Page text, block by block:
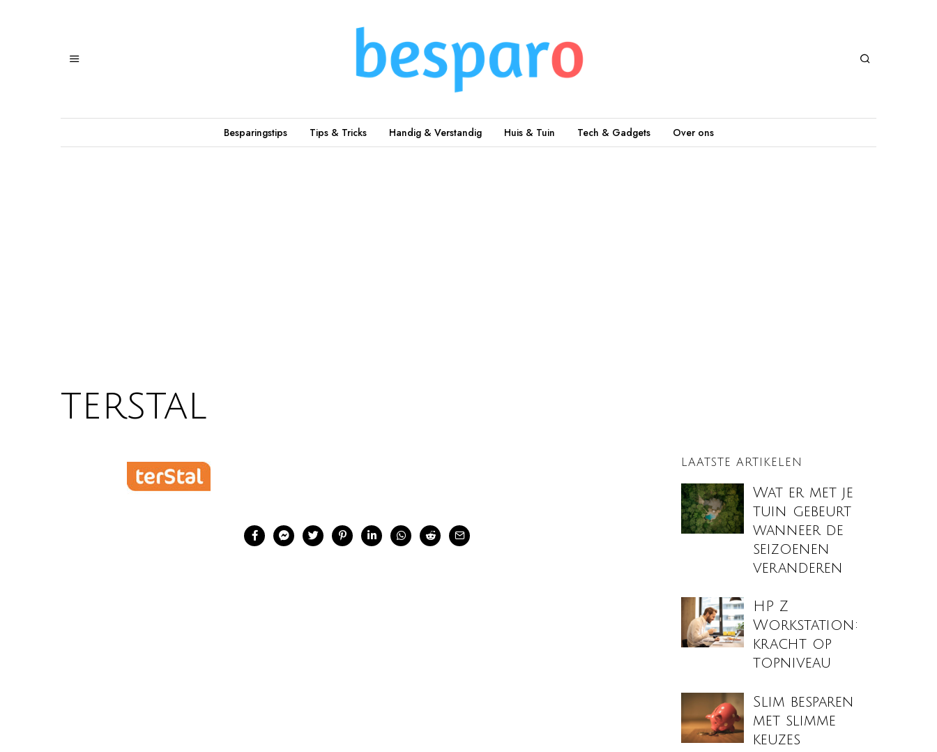
Besparingstips Tips & Tricks Handig & Verstandig Huis & Tuin Tech & Gadgets Over ons
terstal
LAATSTE ARTIKELEN
Wat er met je
tuin gebeurt
wanneer de
seizoenen
veranderen
HP Z
Workstation:
kracht op
topniveau
Slim besparen
met slimme
keuzes